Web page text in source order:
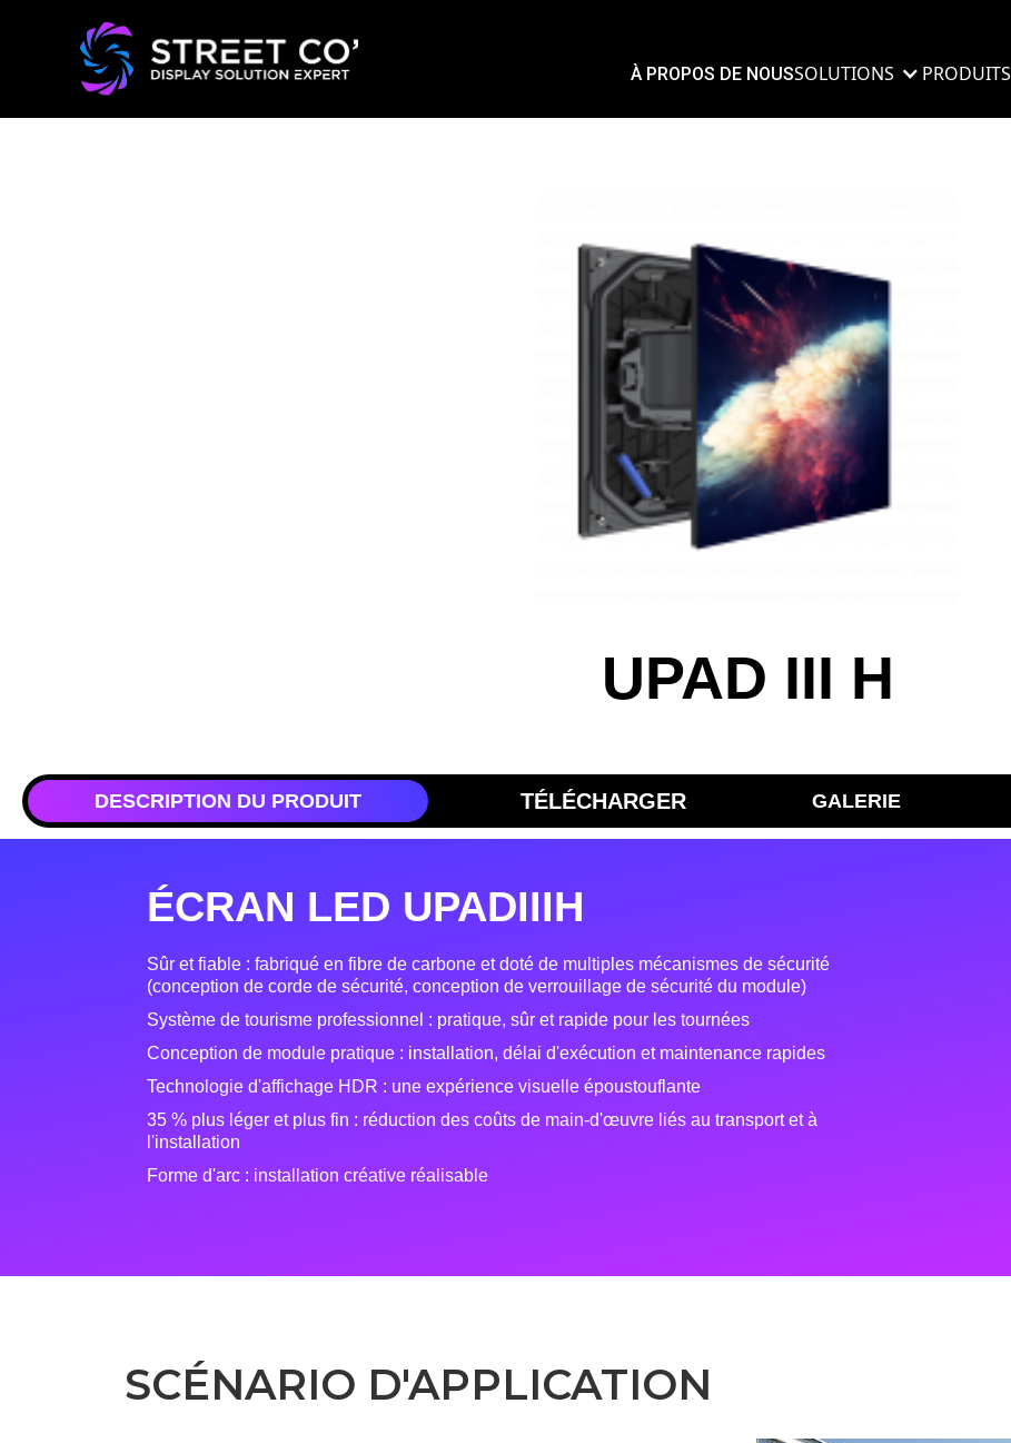
À PROPOS DE NOUSSOLUTIONS PRODUITS
UPAD III H
DESCRIPTION DU PRODUIT TÉLÉCHARGER GALERIE
ÉCRAN LED UPADIIIH
Sûr et fiable : fabriqué en fibre de carbone et doté de multiples mécanismes de sécurité
(conception de corde de sécurité, conception de verrouillage de sécurité du module)
Système de tourisme professionnel : pratique, sûr et rapide pour les tournées
Conception de module pratique : installation, délai d'exécution et maintenance rapides
Technologie d'affichage HDR : une expérience visuelle époustouflante
35 % plus léger et plus fin : réduction des coûts de main-d'œuvre liés au transport et à
l'installation
Forme d'arc : installation créative réalisable
SCÉNARIO D'APPLICATION